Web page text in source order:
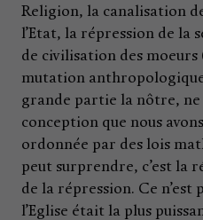
Religion, la canalisation
l’Etat, la répression de la
de civilisation des moeurs
mutation
grande partie la nôtre, ne
conception que nous
ordonnée par des lois
peut surprendre, c’est la
de la répression. Ce n’est
l’Eglise était la plus